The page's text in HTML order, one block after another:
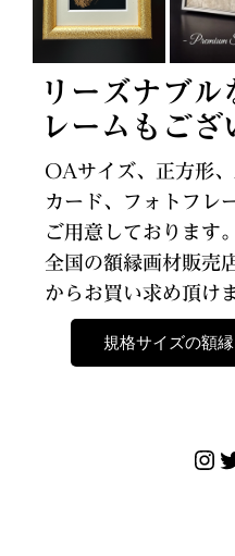
リーズナブル
レームもござ
OAサイズ、正方形
カード、フォトフレ
ご用意しております。
全国の額縁画材販売
からお買い求め頂け
規格サイズの額